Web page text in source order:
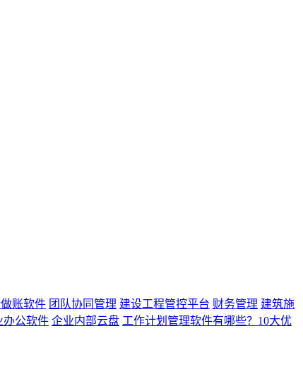
账软件 团队协同管理 建设工程管控平台 财务管理 建筑施
办公软件 企业内部云盘 工作计划管理软件有哪些？10大优